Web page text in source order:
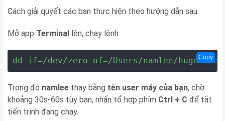
Cách giải quyết các bạn thực hiện theo hướng dẫn sau:
Mở app Terminal lên, chạy lệnh
dd if=/dev/zero of=/Users/namlee/hugefile
Copy
Trong đó namlee thay bằng tên user máy của bạn, chờ
khoảng 30s-60s tùy bạn, nhấn tổ hợp phím Ctrl + C để tắt
tiến trình đang chạy.